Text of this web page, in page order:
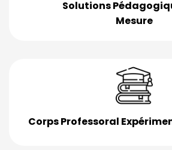
Solutions
Mesure
Corps Professoral